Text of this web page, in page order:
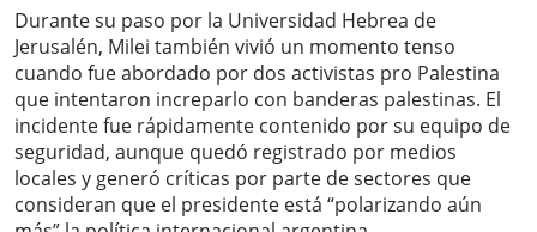
Durante su paso por la Universidad Hebrea de
Jerusalén, Milei también vivió un momento tenso
cuando fue abordado por dos activistas pro Palestina
que intentaron increparlo con banderas palestinas. El
incidente fue rápidamente contenido por su equipo de
seguridad, aunque quedó registrado por medios
locales y generó críticas por parte de sectores que
consideran que el presidente está “polarizando aún